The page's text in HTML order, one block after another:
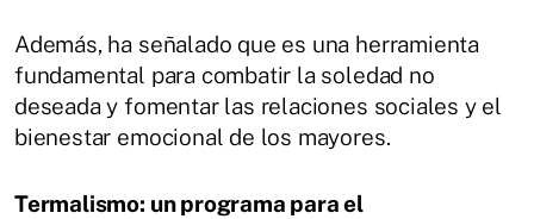
Además, ha señalado que es una herramienta
fundamental para combatir la soledad no
deseada y fomentar las relaciones sociales y el
bienestar emocional de los mayores.
Termalismo: un programa para el